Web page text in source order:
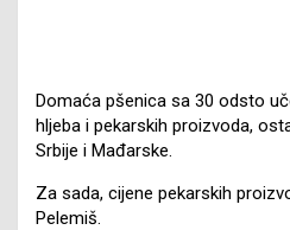
Domaća pšenica sa 30 odsto
hljeba i pekarskih proizvoda,
Srbije i Mađarske.
Za sada, cijene pekarskih
Pelemiš.